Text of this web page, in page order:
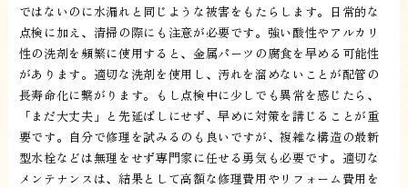
ではないのに水漏れと同じような被害をもたらします。日常的な
点検に加え、清掃の際にも注意が必要です。強い酸性やアルカリ
性の洗剤を頻繁に使用すると、金属パーツの腐食を早める可能性
があります。適切な洗剤を使用し、汚れを溜めないことが配管の
長寿命化に繋がります。もし点検中に少しでも異常を感じたら、
「まだ大丈夫」と先延ばしにせず、早めに対策を講じることが重
要です。自分で修理を試みるのも良いですが、複雑な構造の最新
型水栓などは無理をせず専門家に任せる勇気も必要です。適切な
メンテナンスは、結果として高額な修理費用やリフォーム費用を